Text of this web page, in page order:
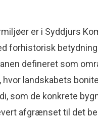
er i Syddjurs
forhistorisk
defineret som
landskabets
som de konkrete
afgrænset til det